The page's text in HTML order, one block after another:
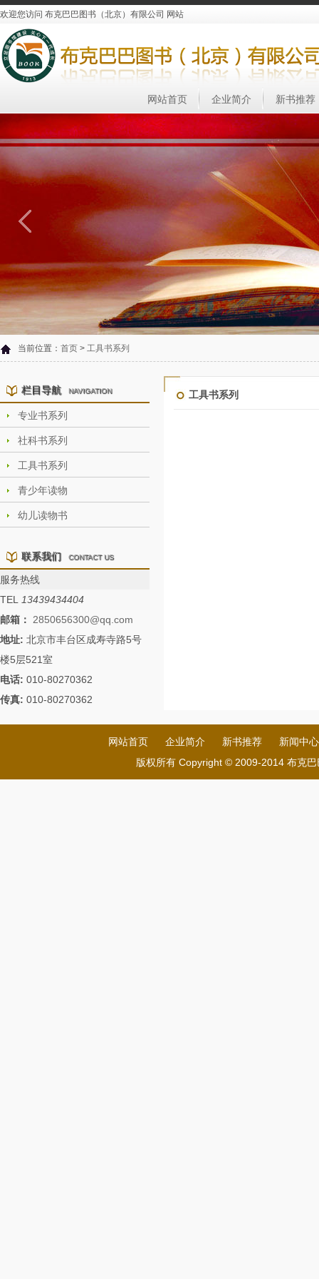
欢迎您访问 布克巴巴图书（北京）有限公司 网站
网站首页 企业简介 新书推荐
当前位置： 首页 > 工具书系列
栏目导航 NAVIGATION
专业书系列
社科书系列
工具书系列
青少年读物
幼儿读物书
联系我们 CONTACT US
服务热线
TEL
13439434404
邮箱：
2850656300@qq.com
地址: 北京市丰台区成寿寺路5号
楼5层521室
电话: 010-80270362
传真: 010-80270362
工具书系列
网站首页 企业简介 新书推荐
新闻中心
版权所有 Copyright © 2009-2014 布克